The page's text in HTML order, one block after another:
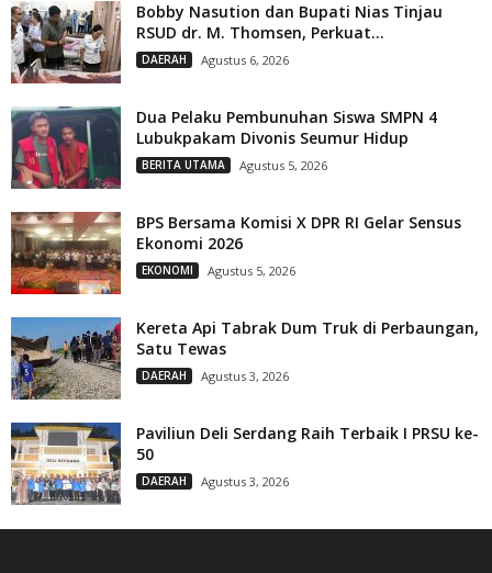
Bobby Nasution dan Bupati Nias Tinjau
RSUD dr. M. Thomsen, Perkuat...
DAERAH Agustus 6, 2026
Dua Pelaku Pembunuhan Siswa SMPN 4
Lubukpakam Divonis Seumur Hidup
BERITA UTAMA Agustus 5, 2026
BPS Bersama Komisi X DPR RI Gelar Sensus
Ekonomi 2026
EKONOMI Agustus 5, 2026
Kereta Api Tabrak Dum Truk di Perbaungan,
Satu Tewas
DAERAH Agustus 3, 2026
Paviliun Deli Serdang Raih Terbaik I PRSU ke-
50
DAERAH Agustus 3, 2026